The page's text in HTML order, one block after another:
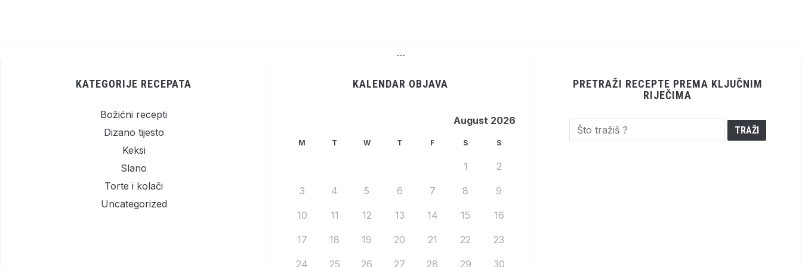
…
KATEGORIJE RECEPATA
Božićni recepti
Dizano tijesto
Keksi
Slano
Torte i kolači
Uncategorized
KALENDAR OBJAVA
August 2026
M T W T F S S
1 2
3 4 5 6 7 8 9
10 11 12 13 14 15 16
17 18 19 20 21 22 23
24 25 26 27 28 29 30
PRETRAŽI RECEPTE PREMA KLJUČNIM
RIJEČIMA